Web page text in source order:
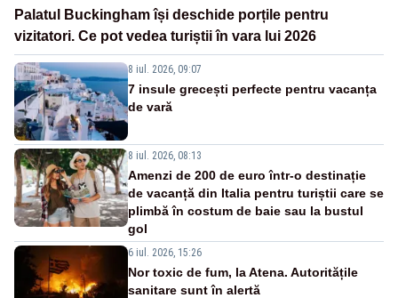
Palatul Buckingham își deschide porțile pentru
vizitatori. Ce pot vedea turiștii în vara lui 2026
8 iul. 2026, 09:07
7 insule grecești perfecte pentru vacanța
de vară
8 iul. 2026, 08:13
Amenzi de 200 de euro într-o destinație
de vacanță din Italia pentru turiștii care se
plimbă în costum de baie sau la bustul
gol
6 iul. 2026, 15:26
Nor toxic de fum, la Atena. Autoritățile
sanitare sunt în alertă